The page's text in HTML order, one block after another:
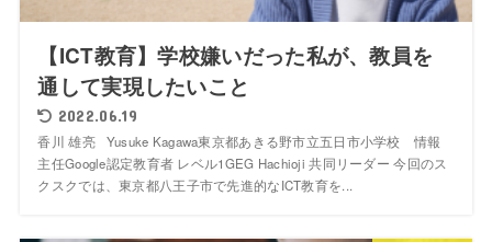
【ICT教育】学校嫌いだった私が、教員を
通して実現したいこと
2022.06.19
香川 雄亮 Yusuke Kagawa東京都あきる野市立五日市小学校 情報
主任Google認定教育者 レベル1GEG Hachioji 共同リーダー 今回のス
クスクでは、東京都八王子市で先進的なICT教育を...